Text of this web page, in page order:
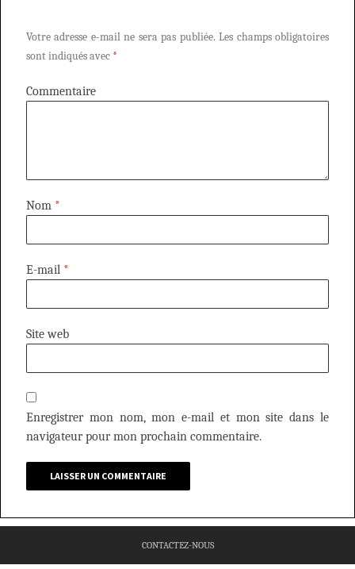
Votre adresse e-mail ne sera pas publiée. Les champs obligatoires
sont indiqués avec *
Commentaire
Nom *
E-mail *
Site web
Enregistrer mon nom, mon e-mail et mon site dans le
navigateur pour mon prochain commentaire.
CONTACTEZ-NOUS